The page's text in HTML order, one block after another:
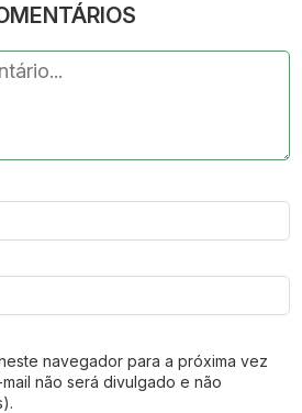
navegador para a próxima vez
não será divulgado e não